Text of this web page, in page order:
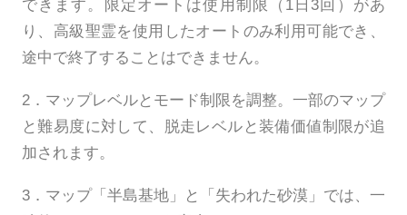
できます。限定オートは使用制限（1日3回）があ
り、高級聖霊を使用したオートのみ利用可能でき、
途中で終了することはできません。
2．マップレベルとモード制限を調整。一部のマップ
と難易度に対して、脱走レベルと装備価値制限が追
加されます。
3．マップ「半島基地」と「失われた砂漠」では、一